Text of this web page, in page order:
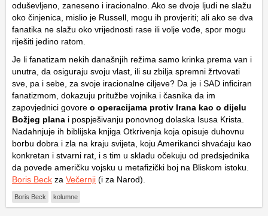
oduševljeno, zaneseno i iracionalno. Ako se dvoje ljudi ne slažu
oko činjenica, mislio je Russell, mogu ih provjeriti; ali ako se dva
fanatika ne slažu oko vrijednosti rase ili volje vođe, spor mogu
riješiti jedino ratom.
Je li fanatizam nekih današnjih režima samo krinka prema van i
unutra, da osiguraju svoju vlast, ili su zbilja spremni žrtvovati
sve, pa i sebe, za svoje iracionalne ciljeve? Da je i SAD inficiran
fanatizmom, dokazuju pritužbe vojnika i časnika da im
zapovjednici govore o operacijama protiv Irana kao o dijelu
Božjeg plana i pospješivanju ponovnog dolaska Isusa Krista.
Nadahnjuje ih biblijska knjiga Otkrivenja koja opisuje duhovnu
borbu dobra i zla na kraju svijeta, koju Amerikanci shvaćaju kao
konkretan i stvarni rat, i s tim u skladu očekuju od predsjednika
da povede američku vojsku u metafizički boj na Bliskom istoku.
Boris Beck za Večernji (i za Narod).
Boris Beck kolumne